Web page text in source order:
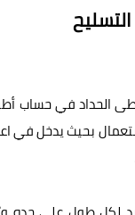
في حساب
بحيث يدخل في